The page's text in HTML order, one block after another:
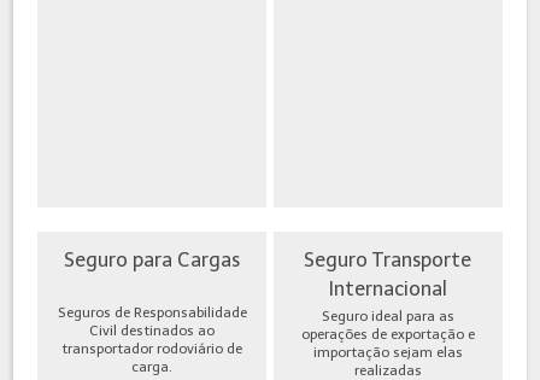
Seguro para Cargas
Seguros de Responsabilidade
Civil destinados ao
transportador rodoviário de
carga.
Seguro Transporte
Internacional
Seguro ideal para as
operações de exportação e
importação sejam elas
realizadas